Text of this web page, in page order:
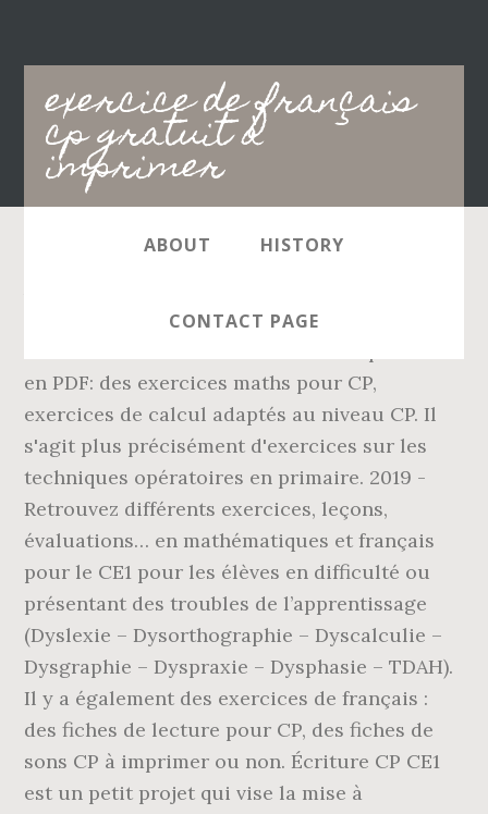
exercice de français
cp gratuit à
imprimer
Main
navigation
ABOUT HISTORY
CONTACT PAGE
gratuites à imprimer, amusantes, et pour tous
en PDF: des exercices maths pour CP,
exercices de calcul adaptés au niveau CP. Il
s'agit plus précisément d'exercices sur les
techniques opératoires en primaire. 2019 -
Retrouvez différents exercices, leçons,
évaluations… en mathématiques et français
pour le CE1 pour les élèves en difficulté ou
présentant des troubles de l’apprentissage
(Dyslexie – Dysorthographie – Dyscalculie –
Dysgraphie – Dyspraxie – Dysphasie – TDAH).
Il y a également des exercices de français :
des fiches de lecture pour CP, des fiches de
sons CP à imprimer ou non. Écriture CP CE1
est un petit projet qui vise la mise à